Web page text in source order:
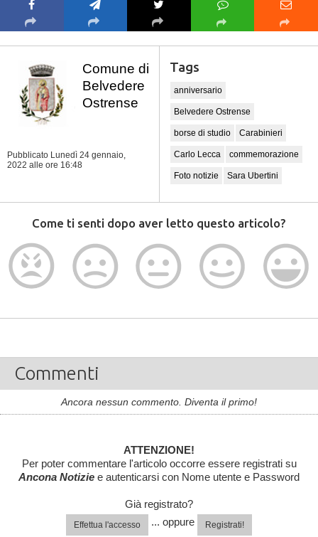
Comune di
Belvedere
Ostrense
Pubblicato Lunedì 24 gennaio,
2022 alle ore 16:48
Tags
anniversario
Belvedere Ostrense
borse di studio Carabinieri
Carlo Lecca commemorazione
Foto notizie Sara Ubertini
Come ti senti dopo aver letto questo articolo?
Commenti
Ancora nessun commento. Diventa il primo!
ATTENZIONE!
Per poter commentare l'articolo occorre essere registrati su
Ancona Notizie e autenticarsi con Nome utente e Password
Già registrato?
Effettua l'accesso ... oppure Registrati!